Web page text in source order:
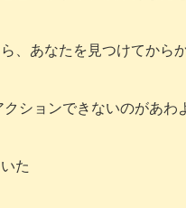
、あなたを見つけてから
ションできないのがあわ
た